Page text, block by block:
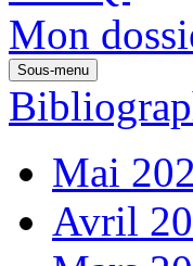
Mon
Sous-menu
Mai
Avril